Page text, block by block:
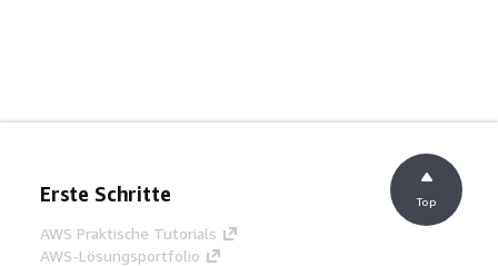
Erste Schritte
AWS Praktische Tutorials
AWS-Lösungsportfolio
Top